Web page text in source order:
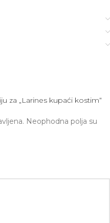
za „Larines kupaći kostim“
Neophodna polja su